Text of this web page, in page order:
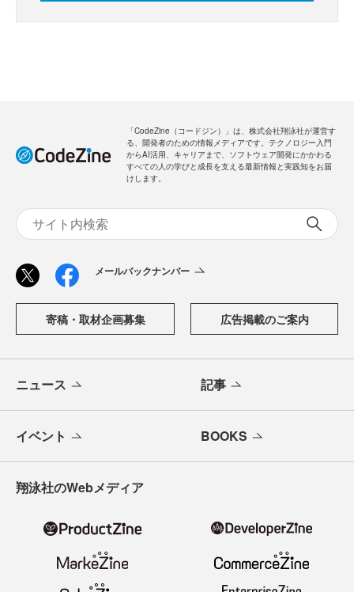
「CodeZine（コードジン）」は、株式会社翔泳社が運営す
る、開発者のための情報メディアです。テクノロジー入門
からAI活用、キャリアまで、ソフトウェア開発にかかわる
すべての人の学びと成長を支える最新情報と実践知をお届
けします。
メールバックナンバー
寄稿・取材企画募集 広告掲載のご案内
ニュース 記事
イベント BOOKS
翔泳社のWebメディア